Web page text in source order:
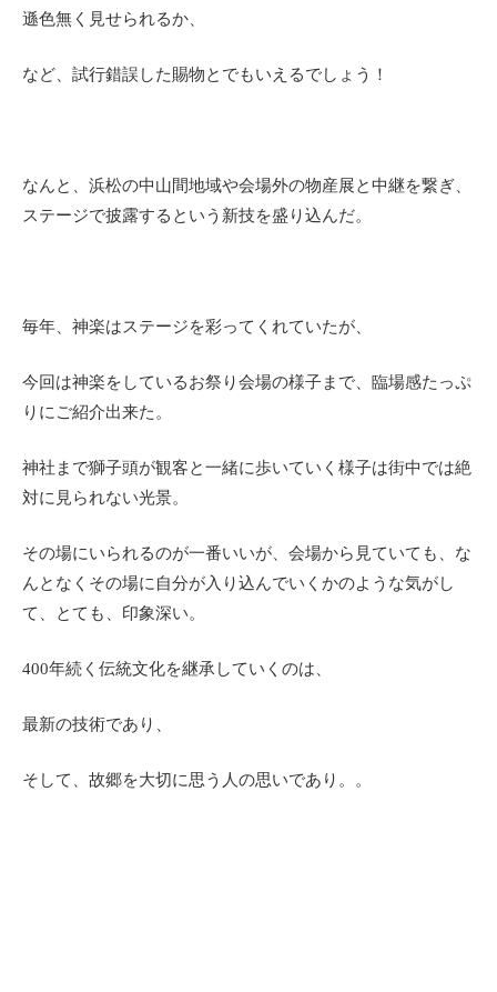
遜色無く見せられるか、
など、試行錯誤した賜物とでもいえるでしょう！
なんと、浜松の中山間地域や会場外の物産展と中継を繋ぎ、
ステージで披露するという新技を盛り込んだ。
毎年、神楽はステージを彩ってくれていたが、
今回は神楽をしているお祭り会場の様子まで、臨場感たっぷ
りにご紹介出来た。
神社まで獅子頭が観客と一緒に歩いていく様子は街中では絶
対に見られない光景。
その場にいられるのが一番いいが、会場から見ていても、な
んとなくその場に自分が入り込んでいくかのような気がし
て、とても、印象深い。
400年続く伝統文化を継承していくのは、
最新の技術であり、
そして、故郷を大切に思う人の思いであり。。